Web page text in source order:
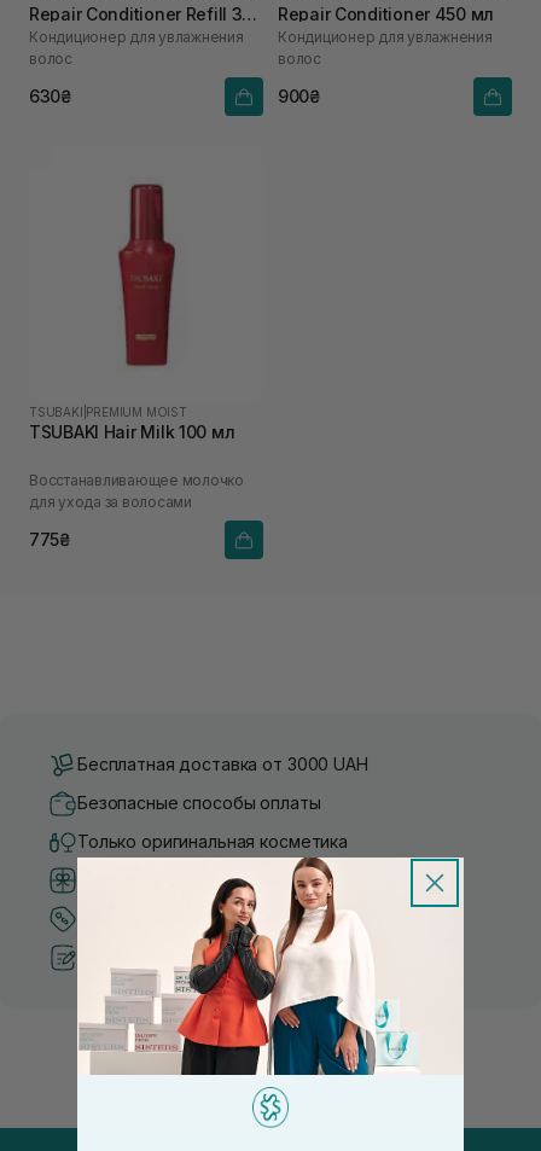
Repair Conditioner Refill 300
мл
Кондиционер для увлажнения
волос
630₴
Repair Conditioner 450 мл
Кондиционер для увлажнения
волос
900₴
TSUBAKI PREMIUM MOIST
TSUBAKI Hair Milk 100 мл
Восстанавливающее молочко
для ухода за волосами
775₴
Бесплатная доставка от 3000 UAH
Безопасные способы оплаты
Только оригинальная косметика
Система бонусов и лояльности
Лучшие цены и топ товары
Рекомендации от косметологов